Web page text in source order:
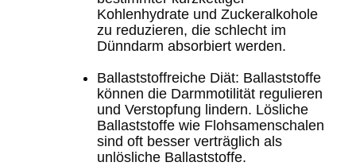
Kohlenhydrate und Zuckeralkohole
zu reduzieren, die schlecht im
Dünndarm absorbiert werden.
Ballaststoffreiche Diät: Ballaststoffe
können die Darmmotilität regulieren
und Verstopfung lindern. Lösliche
Ballaststoffe wie Flohsamenschalen
sind oft besser verträglich als
unlösliche Ballaststoffe.